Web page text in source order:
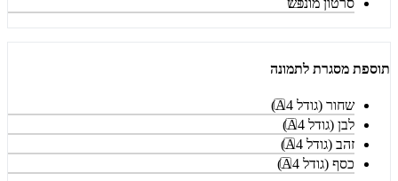
תוספת מסגרת לתמונה
שחור (גודל A4)
לבן (גודל A4)
זהב (גודל A4)
כסף (גודל A4)